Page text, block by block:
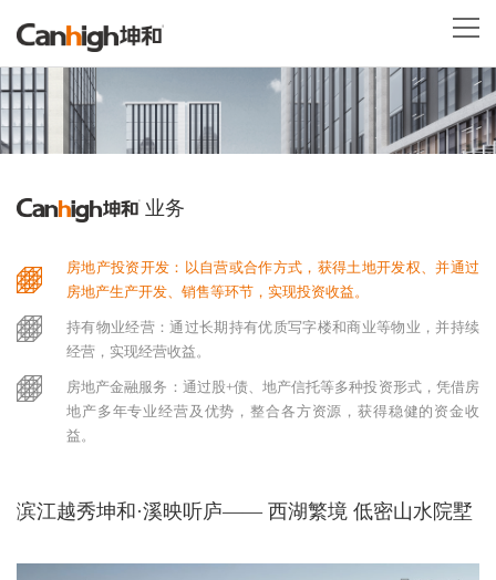
业务
房地产投资开发：以自营或合作方式，获得土地开发权、并通过
房地产生产开发、销售等环节，实现投资收益。
持有物业经营：通过长期持有优质写字楼和商业等物业，并持续
经营，实现经营收益。
房地产金融服务：通过股+债、地产信托等多种投资形式，凭借房
地产多年专业经营及优势，整合各方资源，获得稳健的资金收
益。
滨江越秀坤和·溪映听庐—— 西湖繁境 低密山水院墅